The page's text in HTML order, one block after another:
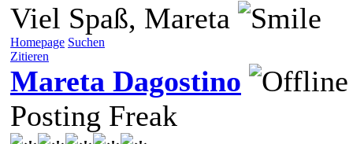
Viel Spaß, Mareta
Homepage Suchen
Zitieren
Mareta Dagostino
Posting Freak